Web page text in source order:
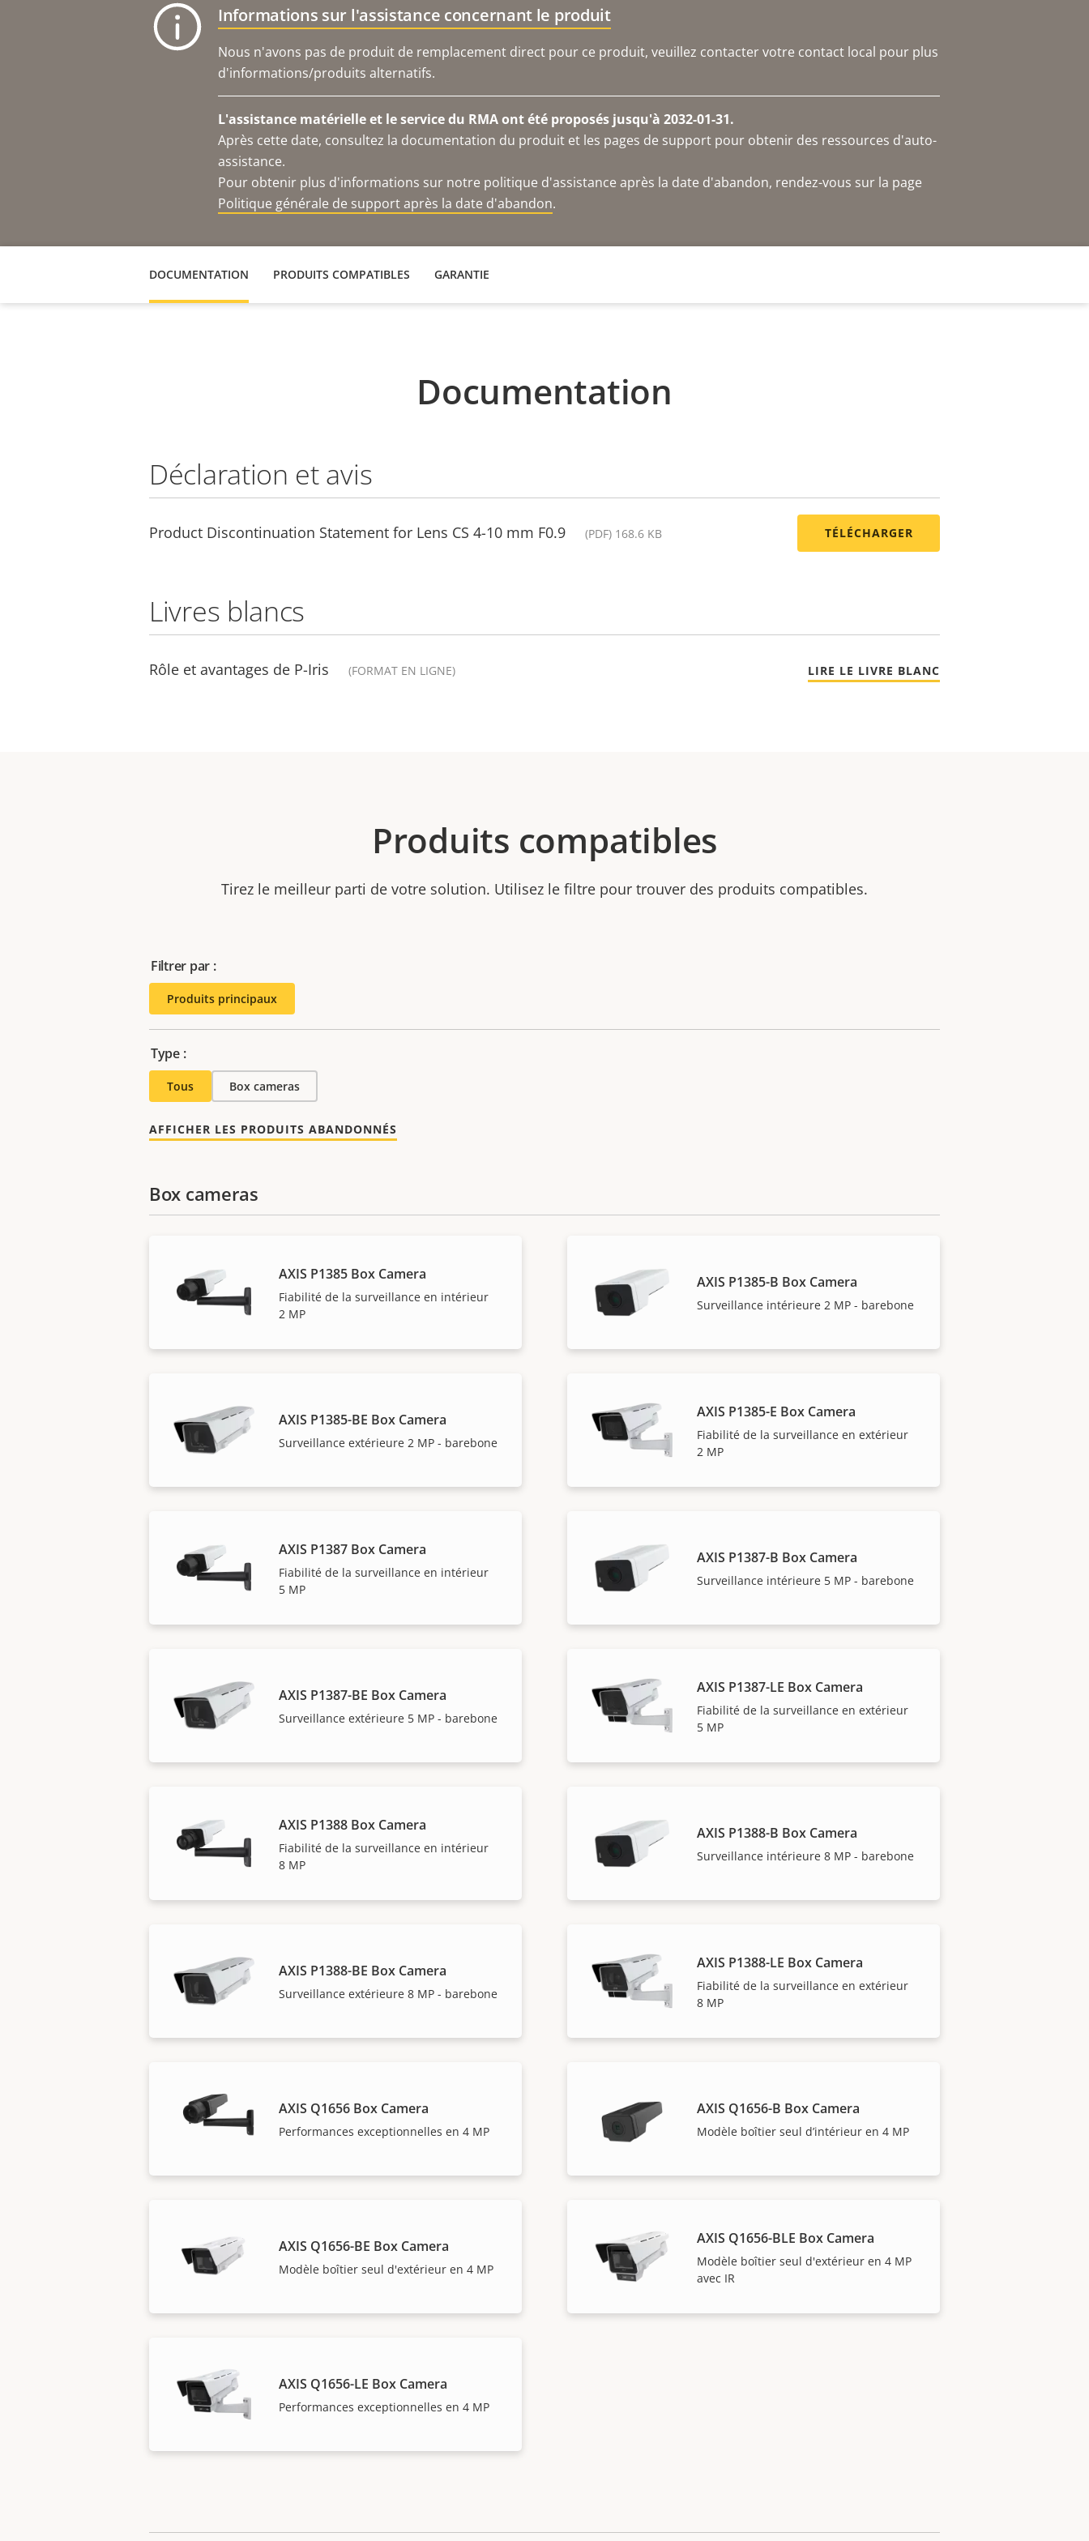
Informations sur l'assistance concernant le produit
Nous n'avons pas de produit de remplacement direct pour ce produit, veuillez contacter votre contact local pour plus
d'informations/produits alternatifs.
L'assistance matérielle et le service du RMA ont été proposés jusqu'à 2032-01-31.
Après cette date, consultez la documentation du produit et les pages de support pour obtenir des ressources d'auto-
assistance.
Pour obtenir plus d'informations sur notre politique d'assistance après la date d'abandon, rendez-vous sur la page
Politique générale de support après la date d'abandon.
DOCUMENTATION PRODUITS COMPATIBLES GARANTIE
Documentation
Déclaration et avis
Product Discontinuation Statement for Lens CS 4-10 mm F0.9 (PDF) 168.6 KB TÉLÉCHARGER
Livres blancs
Rôle et avantages de P-Iris (FORMAT EN LIGNE) LIRE LE LIVRE BLANC
Produits compatibles
Tirez le meilleur parti de votre solution. Utilisez le filtre pour trouver des produits compatibles.
Filtrer par :
Produits principaux
Type :
Tous Box cameras
AFFICHER LES PRODUITS ABANDONNÉS
Box cameras
AXIS P1385 Box Camera
Fiabilité de la surveillance en intérieur
2 MP
AXIS P1385-B Box Camera
Surveillance intérieure 2 MP - barebone
AXIS P1385-BE Box Camera
Surveillance extérieure 2 MP - barebone
AXIS P1385-E Box Camera
Fiabilité de la surveillance en extérieur
2 MP
AXIS P1387 Box Camera
Fiabilité de la surveillance en intérieur
5 MP
AXIS P1387-B Box Camera
Surveillance intérieure 5 MP - barebone
AXIS P1387-BE Box Camera
Surveillance extérieure 5 MP - barebone
AXIS P1387-LE Box Camera
Fiabilité de la surveillance en extérieur
5 MP
AXIS P1388 Box Camera
Fiabilité de la surveillance en intérieur
8 MP
AXIS P1388-B Box Camera
Surveillance intérieure 8 MP - barebone
AXIS P1388-BE Box Camera
Surveillance extérieure 8 MP - barebone
AXIS P1388-LE Box Camera
Fiabilité de la surveillance en extérieur
8 MP
AXIS Q1656 Box Camera
Performances exceptionnelles en 4 MP
AXIS Q1656-B Box Camera
Modèle boîtier seul d’intérieur en 4 MP
AXIS Q1656-BE Box Camera
Modèle boîtier seul d'extérieur en 4 MP
AXIS Q1656-BLE Box Camera
Modèle boîtier seul d'extérieur en 4 MP
avec IR
AXIS Q1656-LE Box Camera
Performances exceptionnelles en 4 MP